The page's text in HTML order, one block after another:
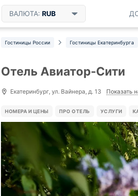
ВАЛЮТА: RUB
Гостиницы России Гостиницы Екатеринбурга
Отель Авиатор-Сити
Екатеринбург, ул. Вайнера, д. 13 Показать
НОМЕРА И ЦЕНЫ ПРО ОТЕЛЬ УСЛУГИ